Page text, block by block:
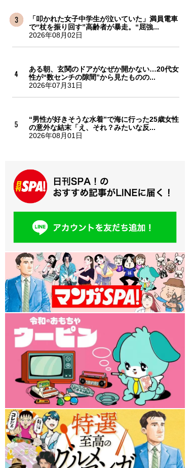
「叩かれた女子中学生が泣いていた」満員電車
で“杖を振り回す”高齢者が暴走。“屈強...
2026年08月02日
ある朝、玄関のドアがなぜか開かない…20代女
性が“数センチの隙間”から見たものの...
2026年07月31日
“男性が好きそうな水着”で海に行った25歳女性
の意外な結末「え、それ？みたいな反...
2026年08月01日